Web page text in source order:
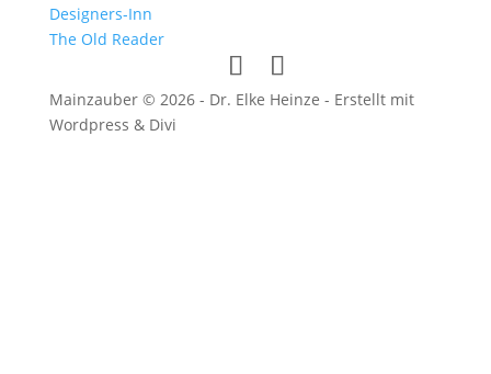
Designers-Inn
The Old Reader
Mainzauber © 2026 - Dr. Elke Heinze - Erstellt mit
Wordpress & Divi